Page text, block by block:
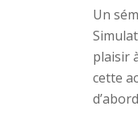
Un
plaisir
cette